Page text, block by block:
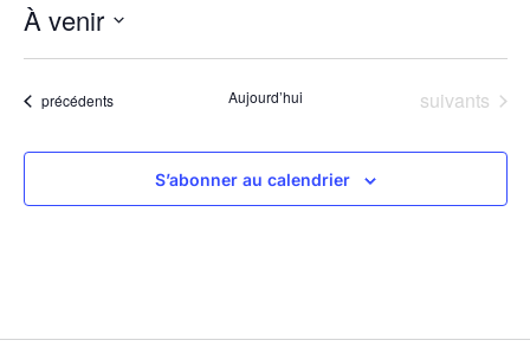
À venir
une
Évènements
précédents Aujourd’hui Évènements
suivants
S’abonner au calendrier